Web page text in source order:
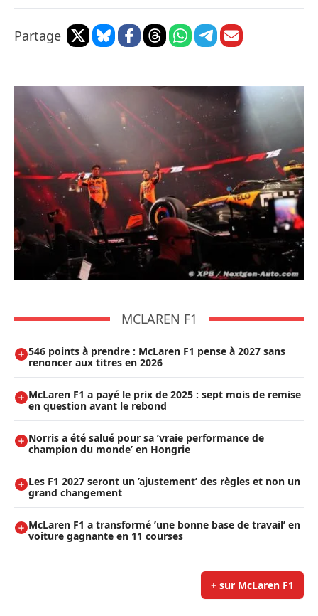
Partage
MCLAREN F1
546 points à prendre : McLaren F1 pense à 2027 sans
renoncer aux titres en 2026
McLaren F1 a payé le prix de 2025 : sept mois de remise
en question avant le rebond
Norris a été salué pour sa ’vraie performance de
champion du monde’ en Hongrie
Les F1 2027 seront un ’ajustement’ des règles et non un
grand changement
McLaren F1 a transformé ’une bonne base de travail’ en
voiture gagnante en 11 courses
+ sur McLaren F1